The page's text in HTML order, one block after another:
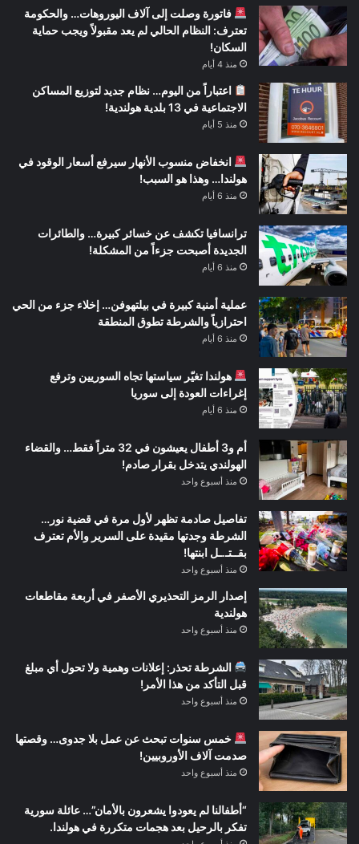
فاتورة وصلت إلى آلاف اليوروهات… والحكومة
تعترف: النظام الحالي لم يعد مقبولاً ويجب حماية
السكان!
منذ 4 أيام
اعتباراً من اليوم… نظام جديد لتوزيع المساكن
الاجتماعية في 13 بلدية هولندية!
منذ 5 أيام
انخفاض منسوب الأنهار سيرفع أسعار الوقود في
هولندا… وهذا هو السبب!
منذ 6 أيام
ترانسافيا تكشف عن خسائر كبيرة… والطائرات
الجديدة أصبحت جزءاً من المشكلة!
منذ 6 أيام
عملية أمنية كبيرة في بيلتهوفن… إخلاء جزء من الحي
احترازياً والشرطة تطوق المنطقة
منذ 6 أيام
هولندا تغيّر سياستها تجاه السوريين وترفع
إغراءات العودة إلى سوريا
منذ 6 أيام
أم و3 أطفال يعيشون في 32 متراً فقط… والقضاء
الهولندي يتدخل بقرار صادم!
منذ أسبوع واحد
تفاصيل صادمة تظهر لأول مرة في قضية نور…
الشرطة وجدتها مقيدة على السرير والأم تعترف
بقــتـ.ـل ابنتها!
منذ أسبوع واحد
إصدار الرمز التحذيري الأصفر في أربعة مقاطعات
هولندية
منذ أسبوع واحد
الشرطة تحذر: إعلانات وهمية ولا تحول أي مبلغ
قبل التأكد من هذا الأمر!
منذ أسبوع واحد
خمس سنوات تبحث عن عمل بلا جدوى… وقصتها
صدمت آلاف الأوروبيين!
منذ أسبوع واحد
“أطفالنا لم يعودوا يشعرون بالأمان”… عائلة سورية
تفكر بالرحيل بعد هجمات متكررة في هولندا.